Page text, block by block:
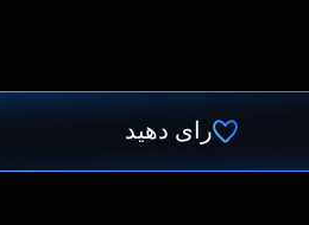
رای دهید